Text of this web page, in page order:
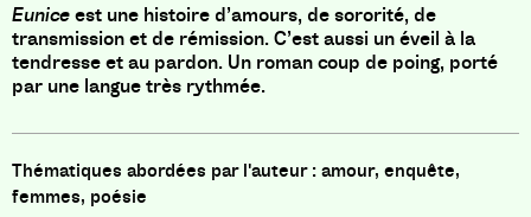
Euniceest une histoire d’amours, de sororité, de
transmission et de rémission. C’est aussi un éveil à la
tendresse et au pardon. Un roman coup de poing, porté
par une langue très rythmée.
amour, enquête,
femmes, poésie